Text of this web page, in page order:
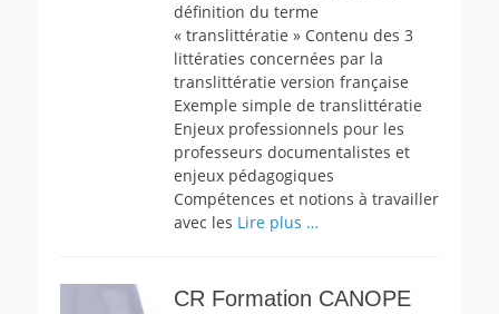
définition du terme
« translittératie » Contenu des 3
littératies concernées par la
translittératie version française
Exemple simple de translittératie
Enjeux professionnels pour les
professeurs documentalistes et
enjeux pédagogiques
Compétences et notions à travailler
avec les Lire plus …
CR Formation CANOPE